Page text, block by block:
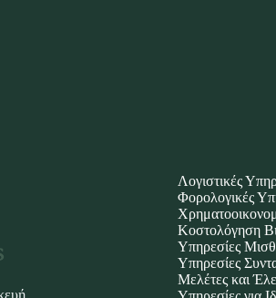
Λογιστικές
Φορολογικές
Κοστολόγηση
Υπηρεσίες
Υπηρεσίες
Μελέτες και